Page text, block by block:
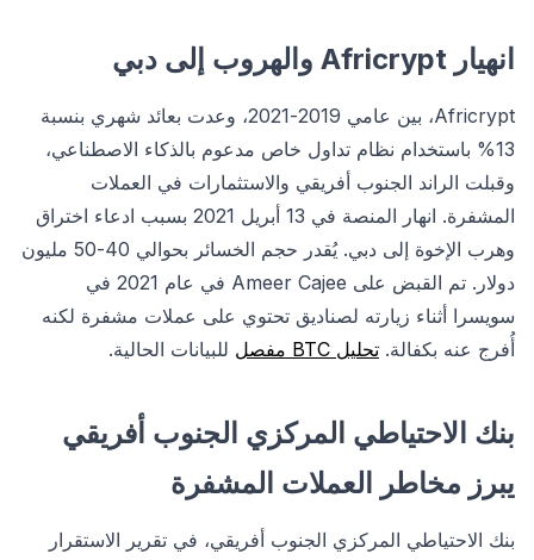
انهيار Africrypt والهروب إلى دبي
Africrypt، بين عامي 2019-2021، وعدت بعائد شهري بنسبة
13% باستخدام نظام تداول خاص مدعوم بالذكاء الاصطناعي،
وقبلت الراند الجنوب أفريقي والاستثمارات في العملات
المشفرة. انهار المنصة في 13 أبريل 2021 بسبب ادعاء اختراق
وهرب الإخوة إلى دبي. يُقدر حجم الخسائر بحوالي 40-50 مليون
دولار. تم القبض على Ameer Cajee في عام 2021 في
سويسرا أثناء زيارته لصناديق تحتوي على عملات مشفرة لكنه
أُفرج عنه بكفالة. تحليل BTC مفصل للبيانات الحالية.
بنك الاحتياطي المركزي الجنوب أفريقي
يبرز مخاطر العملات المشفرة
بنك الاحتياطي المركزي الجنوب أفريقي، في تقرير الاستقرار